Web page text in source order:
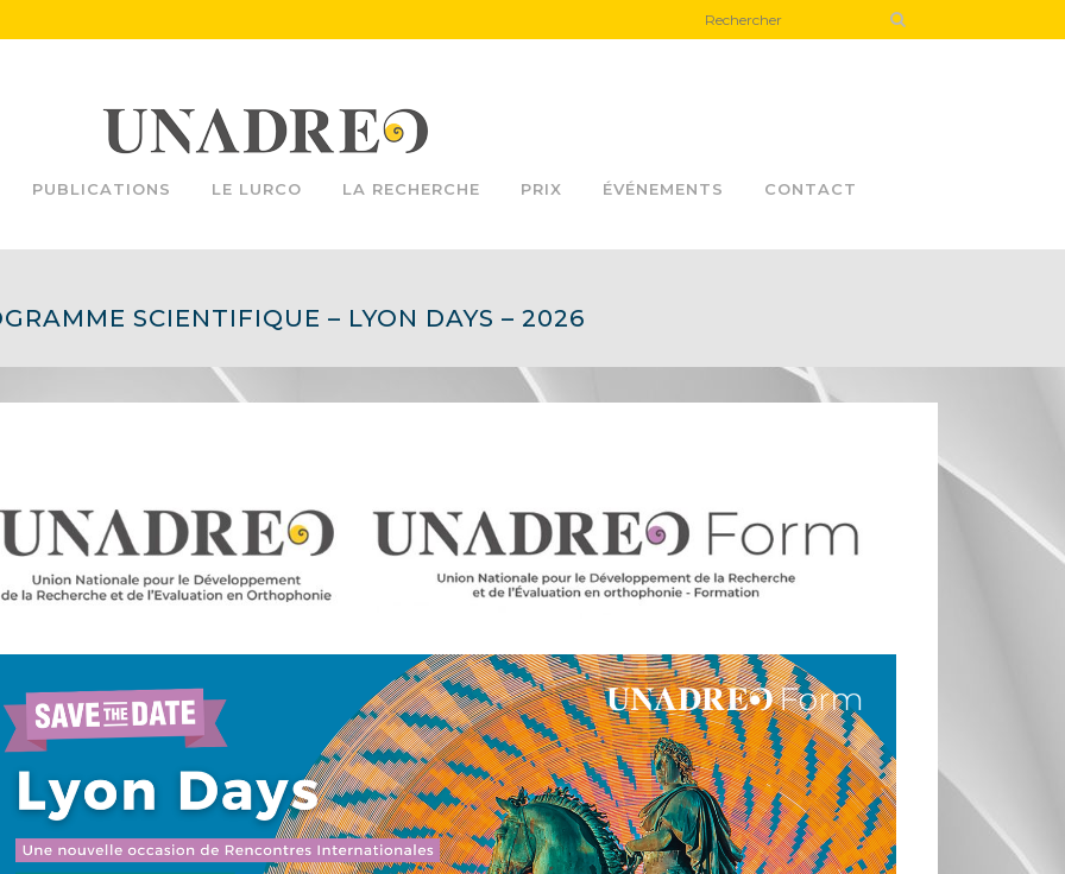
PUBLICATIONS LE LURCO LA RECHERCHE PRIX ÉVÉNEMENTS CONTACT
SCIENTIFIQUE – LYON DAYS – 2026